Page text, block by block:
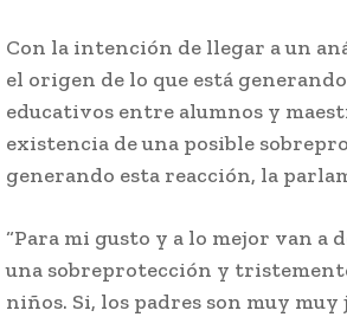
Con la intención de llegar a un
el origen de lo que está
educativos entre alumnos y
existencia de una posible
generando esta reacción, la
“Para mi gusto y a lo mejor van a
una sobreprotección y
niños. Si, los padres son muy